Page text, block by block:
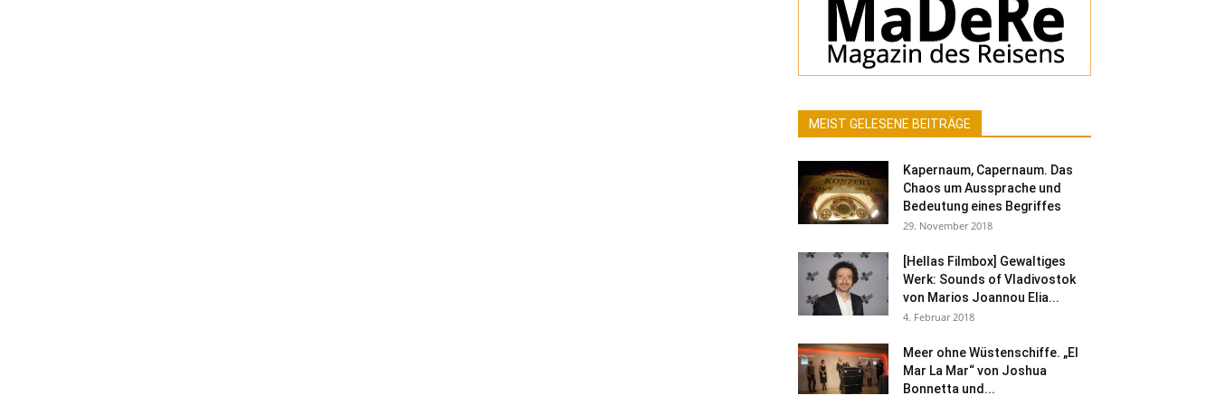
MEIST GELESENE BEITRÄGE
Kapernaum, Capernaum. Das
Chaos um Aussprache und
Bedeutung eines Begriffes
29. November 2018
[Hellas Filmbox] Gewaltiges
Werk: Sounds of Vladivostok
von Marios Joannou Elia...
4. Februar 2018
Meer ohne Wüstenschiffe. „El
Mar La Mar“ von Joshua
Bonnetta und...